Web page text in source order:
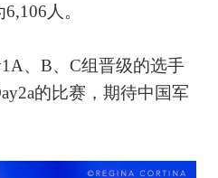
人。
、B、C组晋级的选手
的比赛，期待中国军